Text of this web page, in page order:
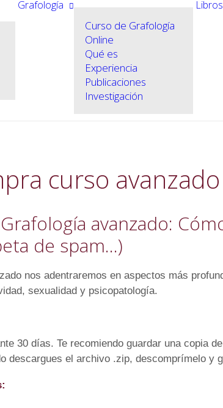
Grafología
Curso de Grafología
Online
Qué es
Experiencia
Publicaciones
Investigación
curso avanzado
avanzado:
de spam…)
nos adentraremos en aspectos más
sexualidad y psicopatología.
30 días. Te recomiendo guardar una copia
descargues el archivo .zip, descomprímelo y